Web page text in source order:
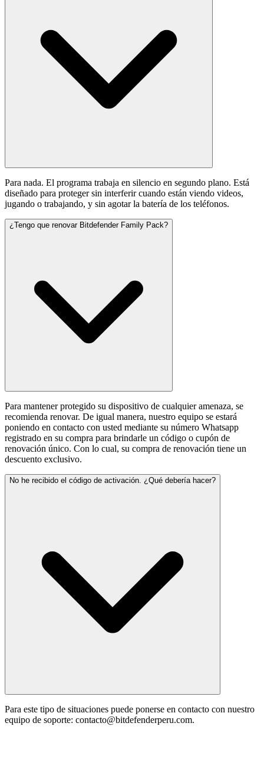
Para nada. El programa trabaja en silencio en segundo plano. Está
diseñado para proteger sin interferir cuando están viendo videos,
jugando o trabajando, y sin agotar la batería de los teléfonos.
¿Tengo que renovar Bitdefender Family Pack?
Para mantener protegido su dispositivo de cualquier amenaza, se
recomienda renovar. De igual manera, nuestro equipo se estará
poniendo en contacto con usted mediante su número Whatsapp
registrado en su compra para brindarle un código o cupón de
renovación único. Con lo cual, su compra de renovación tiene un
descuento exclusivo.
No he recibido el código de activación. ¿Qué debería hacer?
Para este tipo de situaciones puede ponerse en contacto con nuestro
equipo de soporte: contacto@bitdefenderperu.com.